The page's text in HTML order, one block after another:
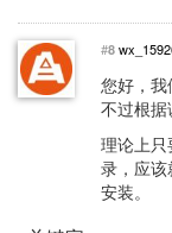
#8
您好，我
不过根据
理论上
录，应
安装。